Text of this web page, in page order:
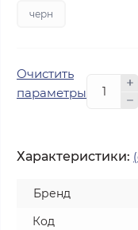
черн
Очистить
параметры
Характеристики:
Бренд
Код